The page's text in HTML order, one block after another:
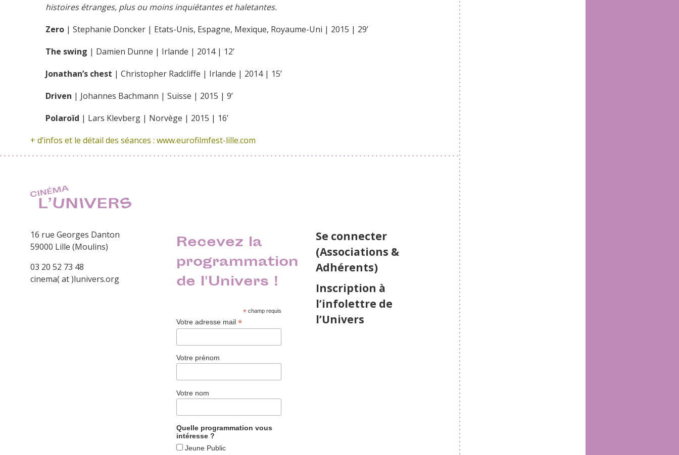
histoires étranges, plus ou moins inquiétantes et haletantes.
Zero | Stephanie Doncker | Etats-Unis, Espagne, Mexique, Royaume-Uni | 2015 | 29’
The swing | Damien Dunne | Irlande | 2014 | 12’
Jonathan’s chest | Christopher Radcliffe | Irlande | 2014 | 15’
Driven | Johannes Bachmann | Suisse | 2015 | 9’
Polaroïd | Lars Klevberg | Norvège | 2015 | 16’
+ d’infos et le détail des séances : www.eurofilmfest-lille.com
16 rue Georges Danton
59000 Lille (Moulins)
03 20 52 73 48
cinema( at )lunivers.org
Recevez la
programmation
de l'Univers !
*champ requis
Votre adresse mail*
Votre prénom
Votre nom
Quelle programmation vous
intéresse ?
Jeune Public
Se connecter
(Associations &
Adhérents)
Inscription à
l’infolettre de
l’Univers